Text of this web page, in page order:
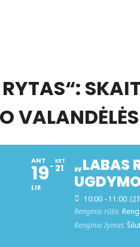
VALANDĖLĖS
ANT
19
LIE
KET
21
„LABAS
10:00 - 11:00
Renginio rūšis
Renginio žymės